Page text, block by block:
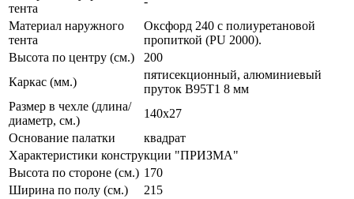
тента
Материал наружного
тента
Оксфорд 240 с полиуретановой
пропиткой (PU 2000).
Высота по центру (см.)
200
Каркас (мм.)
пятисекционный, алюминиевый
пруток В95Т1 8 мм
Размер в чехле (длина/
диаметр, см.)
140х27
Основание палатки
квадрат
Характеристики конструкции "ПРИЗМА"
Высота по стороне (см.) 170
Ширина по полу (см.)
215